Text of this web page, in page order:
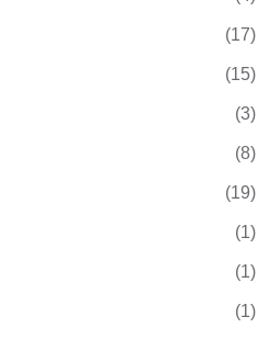
(17)
(15)
(3)
(8)
(19)
(1)
(1)
(1)